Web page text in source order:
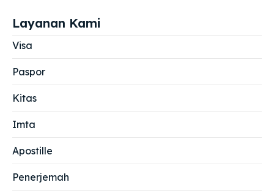
Layanan Kami
Visa
Paspor
Kitas
Imta
Apostille
Penerjemah